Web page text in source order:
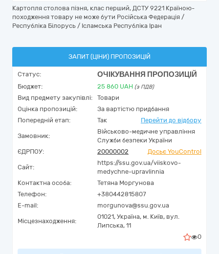
Картопля столова пізня, клас перший, ДСТУ 9221 Країною-
походження товару не може бути Російська Федерація /
Республіка Білорусь / Ісламська Республіка Іран
ЗАПИТ (ЦІНИ) ПРОПОЗИЦІЙ
Статус: ОЧІКУВАННЯ ПРОПОЗИЦІЙ
Бюджет: 25 860 UAH (з ПДВ)
Вид предмету закупівлі:
Товари
Оцінка пропозицій:
За вартістю придбання
Попередній етап:
Так Перейти до відбору
Замовник:
Військово-медичне управління
Служби безпеки України
ЄДРПОУ:
20000002 Досьє YouControl
Сайт:
https://ssu.gov.ua/viiskovo-
medychne-upravlinnia
Контактна особа:
Тетяна Моргунова
Телефон:
+380442815807
E-mail:
morgunova@ssu.gov.ua
Місцезнаходження:
01021, Україна, м. Київ, вул.
Липська, 11
0